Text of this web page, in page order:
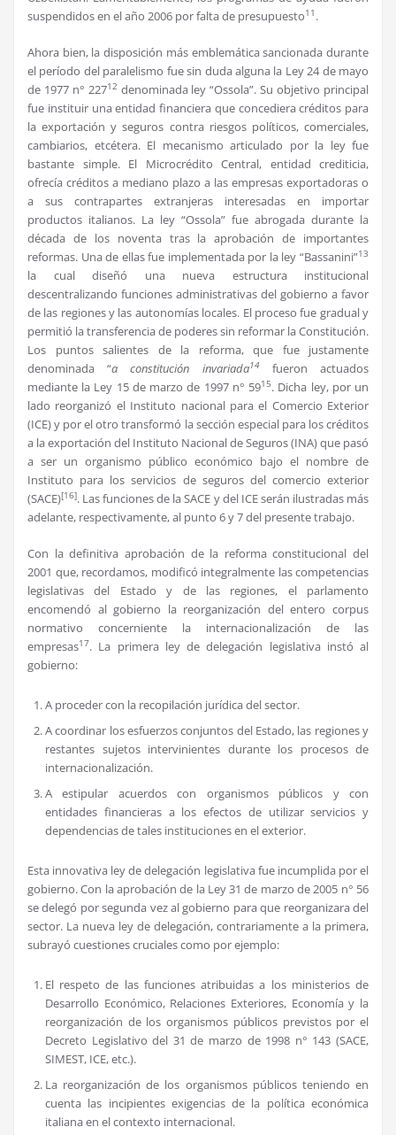
suspendidos en el año 2006 por falta de presupuesto11 .
Ahora bien, la disposición más emblemática sancionada durante
el período del paralelismo fue sin duda alguna la Ley 24 de mayo
de 1977 n° 22712 denominada ley “Ossola”. Su objetivo principal
fue instituir una entidad financiera que concediera créditos para
la exportación y seguros contra riesgos políticos, comerciales,
cambiarios, etcétera. El mecanismo articulado por la ley fue
bastante simple. El Microcrédito Central, entidad crediticia,
ofrecía créditos a mediano plazo a las empresas exportadoras o
a sus contrapartes extranjeras interesadas en importar
productos italianos. La ley “Ossola” fue abrogada durante la
década de los noventa tras la aprobación de importantes
reformas. Una de ellas fue implementada por la ley “Bassanini”13
la cual diseñó una nueva estructura institucional
descentralizando funciones administrativas del gobierno a favor
de las regiones y las autonomías locales. El proceso fue gradual y
permitió la transferencia de poderes sin reformar la Constitución.
Los puntos salientes de la reforma, que fue justamente
denominada “a constitución invariada14
fueron actuados
mediante la Ley 15 de marzo de 1997 n° 5915. Dicha ley, por un
lado reorganizó el Instituto nacional para el Comercio Exterior
(ICE) y por el otro transformó la sección especial para los créditos
a la exportación del Instituto Nacional de Seguros (INA) que pasó
a ser un organismo público económico bajo el nombre de
Instituto para los servicios de seguros del comercio exterior
(SACE)[16]. Las funciones de la SACE y del ICE serán ilustradas más
adelante, respectivamente, al punto 6 y 7 del presente trabajo.
Con la definitiva aprobación de la reforma constitucional del
2001 que, recordamos, modificó integralmente las competencias
legislativas del Estado y de las regiones, el parlamento
encomendó al gobierno la reorganización del entero corpus
normativo concerniente la internacionalización de las
empresas17. La primera ley de delegación legislativa instó al
gobierno:
A proceder con la recopilación jurídica del sector.
A coordinar los esfuerzos conjuntos del Estado, las regiones y
restantes sujetos intervinientes durante los procesos de
internacionalización.
A estipular acuerdos con organismos públicos y con
entidades financieras a los efectos de utilizar servicios y
dependencias de tales instituciones en el exterior.
Esta innovativa ley de delegación legislativa fue incumplida por el
gobierno. Con la aprobación de la Ley 31 de marzo de 2005 n° 56
se delegó por segunda vez al gobierno para que reorganizara del
sector. La nueva ley de delegación, contrariamente a la primera,
subrayó cuestiones cruciales como por ejemplo:
El respeto de las funciones atribuidas a los ministerios de
Desarrollo Económico, Relaciones Exteriores, Economía y la
reorganización de los organismos públicos previstos por el
Decreto Legislativo del 31 de marzo de 1998 n° 143 (SACE,
SIMEST, ICE, etc.).
La reorganización de los organismos públicos teniendo en
cuenta las incipientes exigencias de la política económica
italiana en el contexto internacional.